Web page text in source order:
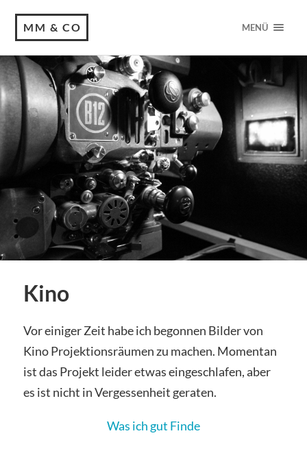
MM & CO MENÜ
Kino
Vor einiger Zeit habe ich begonnen Bilder von
Kino Projektionsräumen zu machen. Momentan
ist das Projekt leider etwas eingeschlafen, aber
es ist nicht in Vergessenheit geraten.
Was ich gut Finde